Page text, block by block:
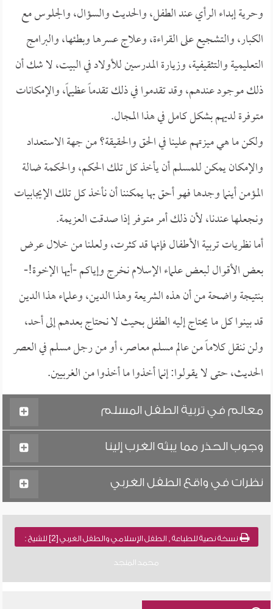
وحرية إبداء الرأي عند الطفل، والحديث والسؤال، والجلوس مع
الكبار، والتشجيع على القراءة، وعلاج عسرها وبطئها، والبرامج
التعليمية والتثقيفية، وزيارة المدرسين للأولاد في البيت، لا شك أن
ذلك موجود عندهم، وقد تقدموا في ذلك تقدماً عظيماً، والإمكانات
متوفرة لديهم بشكل كامل في هذا المجال.
ولكن ما هي ميزتهم علينا في الحق والحقيقة؟ من جهة الاستعداد
والإمكان يمكن للمسلم أن يأخذ كل تلك الحكم، والحكمة ضالة
المؤمن أينما وجدها فهو أحق بها يمكننا أن نأخذ كل تلك الإيجابيات
ونجعلها عندنا، لأن ذلك أمر متوفر إذا صدقت العزيمة.
أما نظريات تربية الأطفال فإنها قد كثرت، ولعلنا من خلال عرض
بعض الأقوال لبعض علماء الإسلام نخرج وإياكم -أيها الإخوة!-
بنتيجة واضحة من أن هذه الشريعة وهذا الدين، وعلماء هذا الدين
قد بينوا كل ما يحتاج إليه الطفل بحيث لا نحتاج بعدهم إلى أحد،
ولن ننقل كلاماً من عالم مسلم معاصر، أو من رجل مسلم في العصر
الحديث، حتى لا يقولوا: إنما أخذوا ما أخذوا من الغربيين.
معالم في تربية الطفل المسلم
وجوب الحذر مما يبثه الغرب إلينا
نظرات في واقع الطفل الغربي
نسخة نصية للطباعة , الطفل الإسلامي والطفل الغربي [2] للشيخ :
محمد المنجد